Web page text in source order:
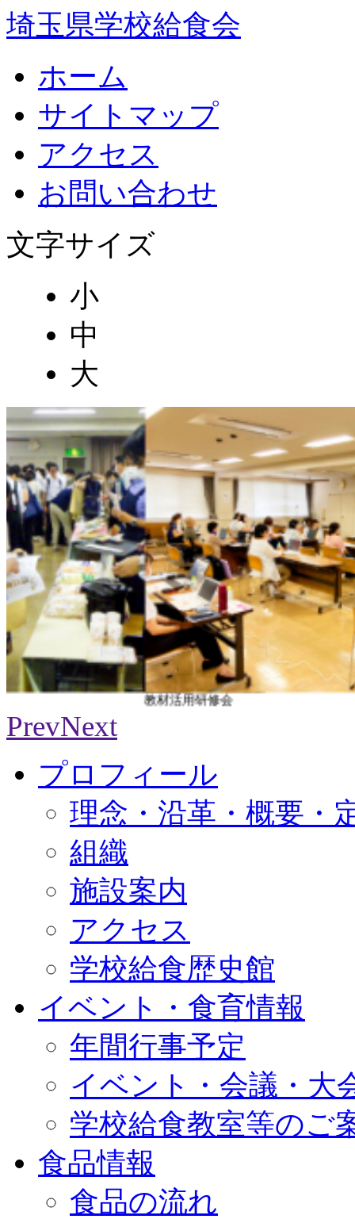
埼玉県学校給食会
ホーム
サイトマップ
アクセス
お問い合わせ
文字サイズ
小
中
大
PrevNext
プロフィール
理念・沿革・概要・
組織
施設案内
アクセス
学校給食歴史館
イベント・食育情報
年間行事予定
イベント・会議・大
学校給食教室等のご
食品情報
食品の流れ